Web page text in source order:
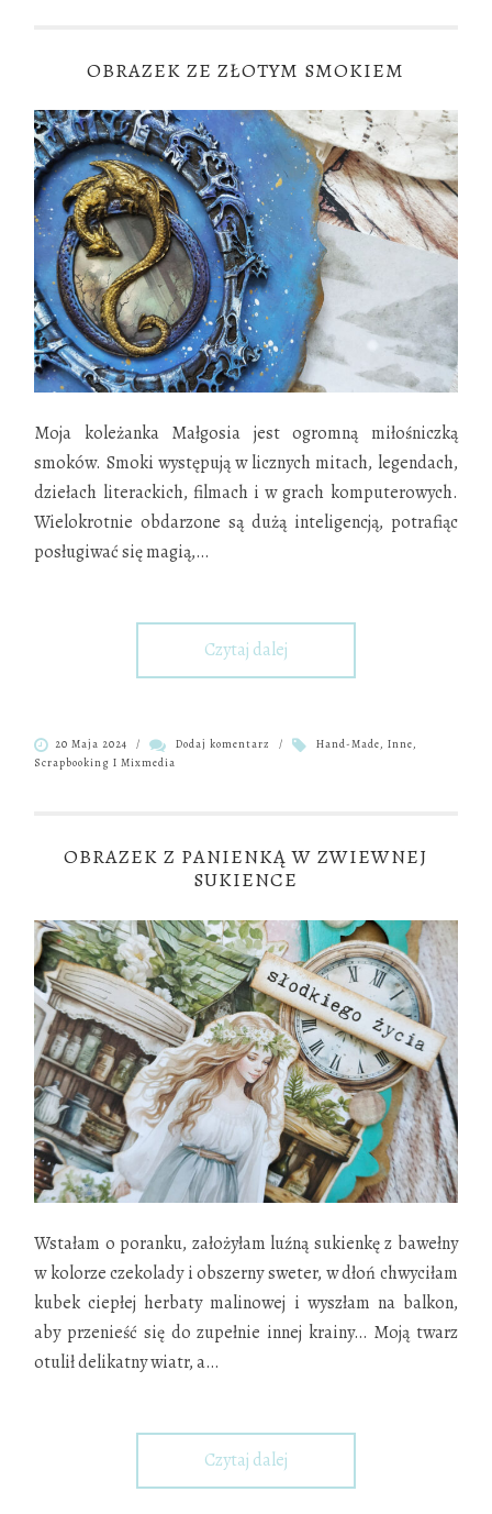
OBRAZEK ZE ZŁOTYM SMOKIEM
Moja koleżanka Małgosia jest ogromną miłośniczką
smoków. Smoki występują w licznych mitach, legendach,
dziełach literackich, filmach i w grach komputerowych.
Wielokrotnie obdarzone są dużą inteligencją, potrafiąc
posługiwać się magią,…
Czytaj dalej
20 Maja 2024 / Dodaj komentarz / Hand-Made,Inne,
Scrapbooking I Mixmedia
OBRAZEK Z PANIENKĄ W ZWIEWNEJ
SUKIENCE
Wstałam o poranku, założyłam luźną sukienkę z bawełny
w kolorze czekolady i obszerny sweter, w dłoń chwyciłam
kubek ciepłej herbaty malinowej i wyszłam na balkon,
aby przenieść się do zupełnie innej krainy… Moją twarz
otulił delikatny wiatr, a…
Czytaj dalej